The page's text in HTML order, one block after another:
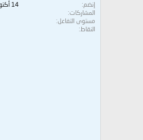
إنضم
14 أكتوبر 2011
المشاركات
مستوى التفاعل
النقاط